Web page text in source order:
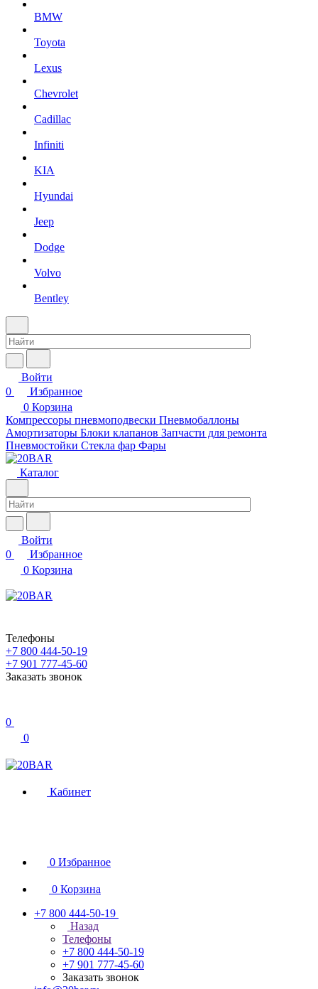
BMW
Toyota
Lexus
Chevrolet
Cadillac
Infiniti
KIA
Hyundai
Jeep
Dodge
Volvo
Bentley
Войти
0
Избранное
0 Корзина
Компрессоры пневмоподвески Пневмобаллоны
Амортизаторы Блоки клапанов Запчасти для ремонта
Пневмостойки Стекла фар Фары
Каталог
Войти
0
Избранное
0 Корзина
Телефоны
+7 800 444-50-19
+7 901 777-45-60
Заказать звонок
0
0
Кабинет
0 Избранное
0 Корзина
+7 800 444-50-19
Назад
Телефоны
+7 800 444-50-19
+7 901 777-45-60
Заказать звонок